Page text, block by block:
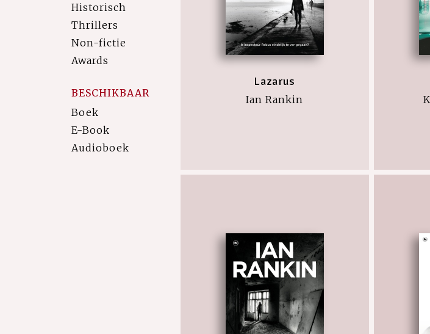
Historisch
Thrillers
Non-fictie
Awards
BESCHIKBAAR
Boek
E-Book
Audioboek
Lazarus
Ian Rankin